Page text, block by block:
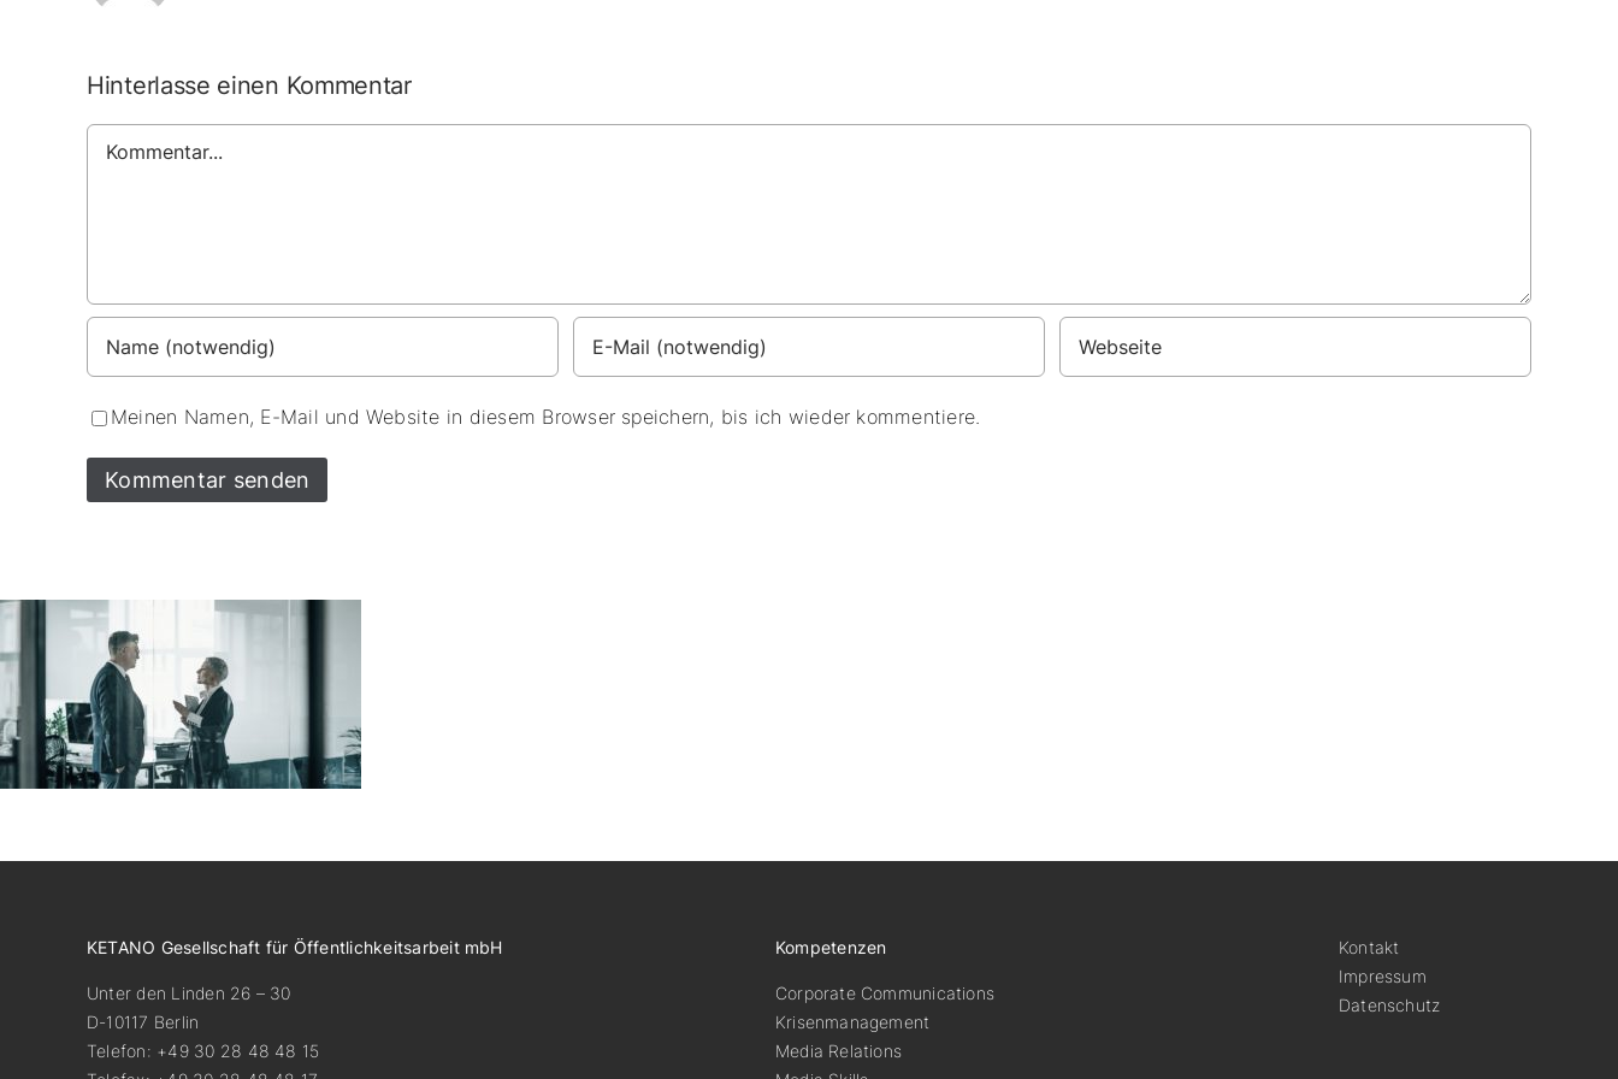
Hinterlasse einen Kommentar
Kommentar
Meinen Namen, E-Mail und Website in diesem Browser speichern, bis ich wieder kommentiere.
KETANO Gesellschaft für Öffentlichkeitsarbeit mbH
Unter den Linden 26 – 30
D-10117 Berlin
Telefon: +49 30 28 48 48 15
Kompetenzen
Corporate Communications
Krisenmanagement
Media Relations
Kontakt
Impressum
Datenschutz